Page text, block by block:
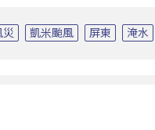
災 凱米颱風 屏東 淹水